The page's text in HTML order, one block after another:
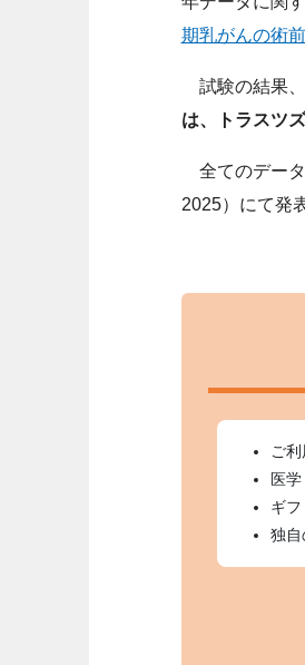
期乳がんの術
試験の結果、
は、トラスツ
全てのデータ
2025）にて発
ご
医
ギ
独自